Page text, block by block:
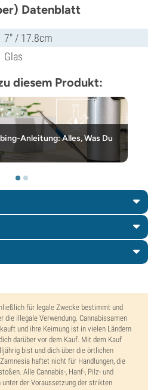
Datenblatt
7" / 17.8cm
Glas
diesem Produkt:
Anleitung: Alles, Was Du
für legale Zwecke bestimmt und
die illegale Verwendung. Cannabissamen
und ihre Keimung ist in vielen Ländern
darüber vor dem Kauf. Mit dem Kauf
bist und dich über die örtlichen
haftet nicht für Handlungen, die
Alle Cannabis-, Hanf-, Pilz- und
unter der Voraussetzung der strikten